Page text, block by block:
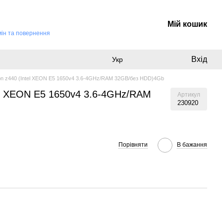
та повернення
Мій кошик
Укр Вхід
z440 (Intel XEON E5 1650v4 3.6-4GHz/RAM 32GB/без HDD)4Gb
E5 1650v4 3.6-4GHz/RAM
Артикул
230920
Порівняти В бажання